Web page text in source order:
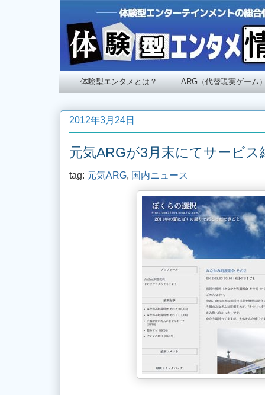
体験型エンタメとは？ ARG（代替現実ゲーム
2012年3月24日
元気ARGが3月末にてサービス
tag: 元気ARG, 国内ニュース